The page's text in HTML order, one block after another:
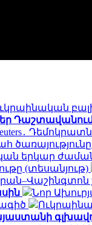
Դաշտավանում
երկար
(տեսանյութ)
Նոր